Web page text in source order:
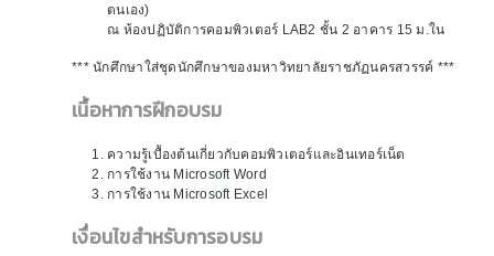
ตนเอง)
ณ ห้องปฏิบัติการคอมพิวเตอร์ LAB2 ชั้น 2 อาคาร 15 ม.ใน
*** นักศึกษาใส่ชุดนักศึกษาของมหาวิทยาลัยราชภัฏนครสวรรค์ ***
เนื้อหาการฝึกอบรม
ความรู้เบื้องต้นเกี่ยวกับคอมพิวเตอร์และอินเทอร์เน็ต
การใช้งาน Microsoft Word
การใช้งาน Microsoft Excel
เงื่อนไขสำหรับการอบรม